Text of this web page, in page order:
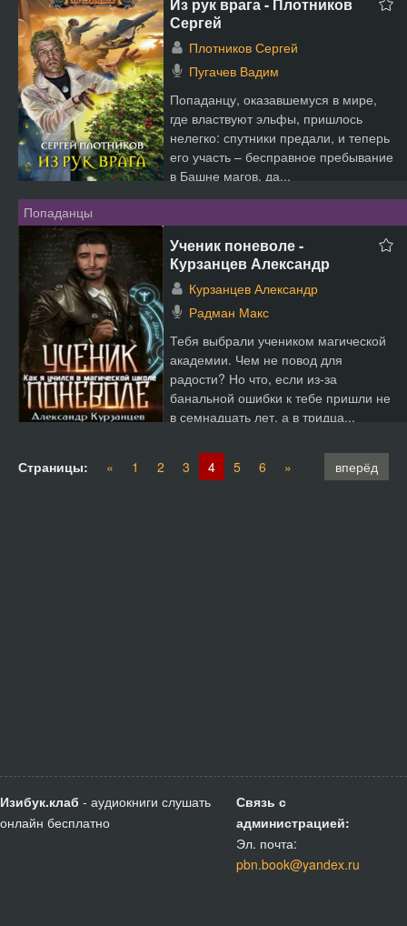
Сергей
Плотников Сергей
Пугачев Вадим
Попаданцу, оказавшемуся в мире,
где властвуют эльфы, пришлось
нелегко: спутники предали, и теперь
его участь – бесправное пребывание
в Башне магов, да...
Попаданцы
Ученик поневоле -
Курзанцев Александр
Курзанцев Александр
Радман Макс
Тебя выбрали учеником магической
академии. Чем не повод для
радости? Но что, если из-за
банальной ошибки к тебе пришли не
в семнадцать лет, а в тридца...
вперёд
Страницы: « 1 2 3 4 5 6 »
Изибук.клаб - аудиокниги слушать
онлайн бесплатно
Связь с
администрацией:
Эл. почта:
pbn.book@yandex.ru